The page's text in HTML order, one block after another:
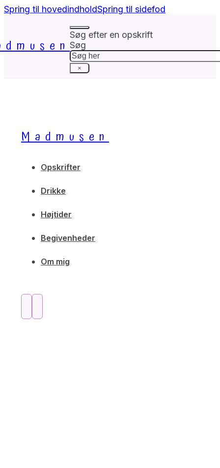
Spring til hovedindholdSpring til sidefod
Søg efter en opskrift
Søg
×
Madmusen
Opskrifter
Drikke
Højtider
Begivenheder
Om mig